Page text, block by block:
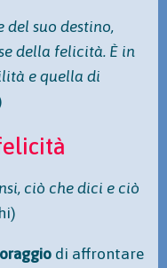
del suo destino,
della felicità. È in
e quella di
ciò che dici e ciò
di affrontare